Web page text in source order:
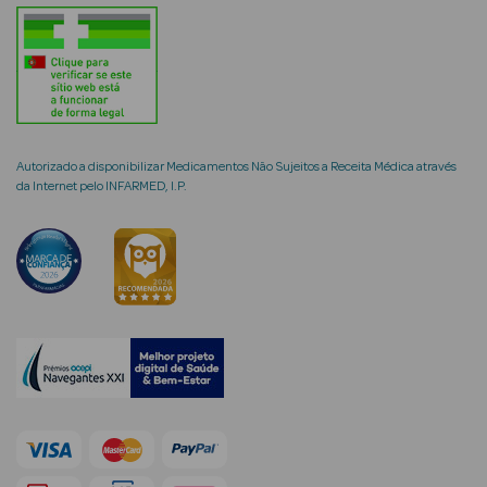
Rosto e
Ver Tudo
Rosto
Hidratantes
Séruns Faciais
Creme de Olhos
Anti-
Autorizado a disponibilizar Medicamentos Não Sujeitos a Receita Médica através
da Internet pelo INFARMED, I.P.